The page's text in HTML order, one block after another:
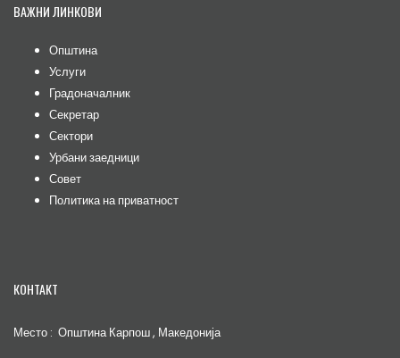
ВАЖНИ ЛИНКОВИ
Општина
Услуги
Градоначалник
Секретар
Сектори
Урбани заедници
Совет
Политика на приватност
КОНТАКТ
Место : Општина Карпош , Македонија